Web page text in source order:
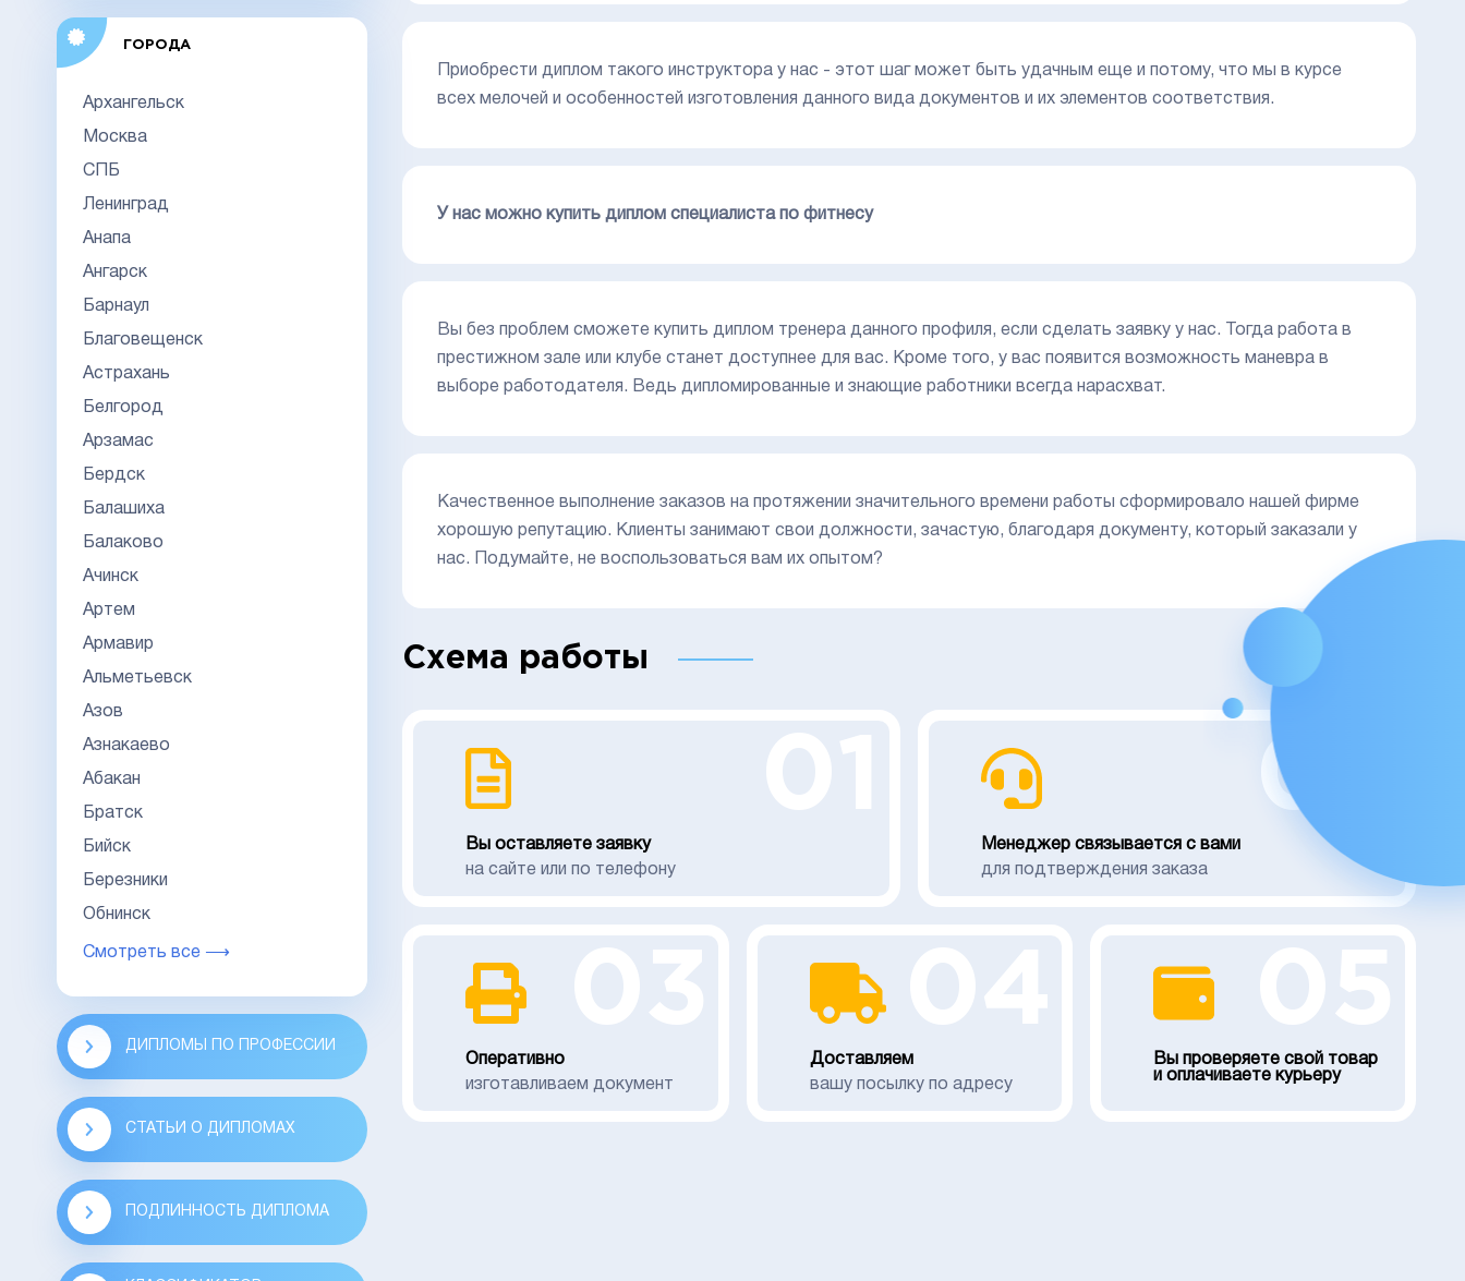
ГОРОДА
Архангельск
Москва
СПБ
Ленинград
Анапа
Ангарск
Барнаул
Благовещенск
Астрахань
Белгород
Арзамас
Бердск
Балашиха
Балаково
Ачинск
Артем
Армавир
Альметьевск
Азов
Азнакаево
Абакан
Братск
Бийск
Березники
Обнинск
Смотреть все ⟶
ДИПЛОМЫ ПО ПРОФЕССИИ
СТАТЬИ О ДИПЛОМАХ
ПОДЛИННОСТЬ ДИПЛОМА
Приобрести диплом такого инструктора у нас - этот шаг может быть удачным еще и потому, что мы в курсе
всех мелочей и особенностей изготовления данного вида документов и их элементов соответствия.
У нас можно купить диплом специалиста по фитнесу
Вы без проблем сможете купить диплом тренера данного профиля, если сделать заявку у нас. Тогда работа в
престижном зале или клубе станет доступнее для вас. Кроме того, у вас появится возможность маневра в
выборе работодателя. Ведь дипломированные и знающие работники всегда нарасхват.
Качественное выполнение заказов на протяжении значительного времени работы сформировало нашей фирме
хорошую репутацию. Клиенты занимают свои должности, зачастую, благодаря документу, который заказали у
нас. Подумайте, не воспользоваться вам их опытом?
Схема работы
Вы оставляете заявку
на сайте или по телефону
02
Менеджер связывается с вами
для подтверждения заказа
Оперативно
изготавливаем документ
Доставляем
вашу посылку по адресу
Вы проверяете свой товар
и оплачиваете курьеру